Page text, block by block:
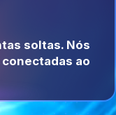
soltas. Nós
ao